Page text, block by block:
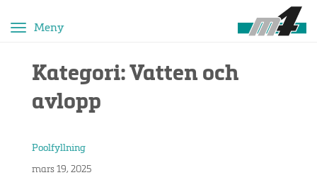
Toggle
Kategori: Vatten och
avlopp
Poolfyllning
mars 19, 2025